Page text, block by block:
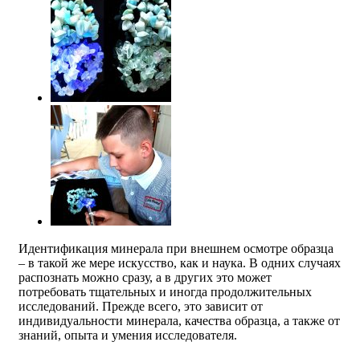
Идентификация минерала при внешнем осмотре образца
– в такой же мере искусство, как и наука. В одних случаях
распознать можно сразу, а в других это может
потребовать тщательных и иногда продолжительных
исследований. Прежде всего, это зависит от
индивидуальности минерала, качества образца, а также от
знаний, опыта и умения исследователя.